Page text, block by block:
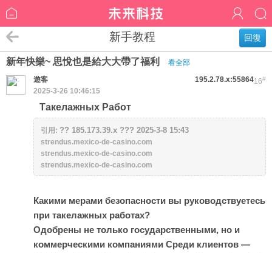
回復
新手教程
新年快樂~ 思悅也是給大大帶了福利 看全部
16#
遊客
195.2.78.x:55864
2025-3-26 10:46:15
Такелажных Работ
引用: ?? 185.173.39.x ??? 2025-3-8 15:43
strendus.mexico-de-casino.com
strendus.mexico-de-casino.com
strendus.mexico-de-casino.com
Какими мерами безопасности вы руководствуетесь
при такелажных работах?
Одобрены не только государственными, но и
коммерческими компаниями Среди клиентов —